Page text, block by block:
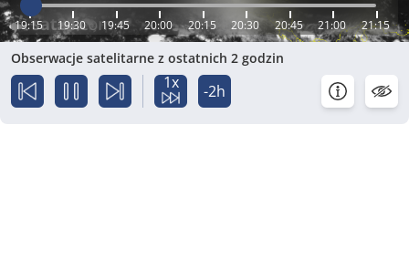
19:15 19:30 19:45 20:00 20:15 20:30 20:45 21:00 21:15
Obserwacje satelitarne z ostatnich 2 godzin
1x -2h